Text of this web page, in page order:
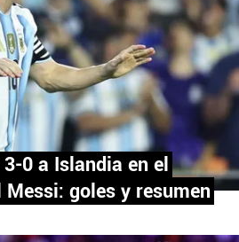
| CONTACTO
Políticas de Privacidad
0 a Islandia en el
goles y resumen